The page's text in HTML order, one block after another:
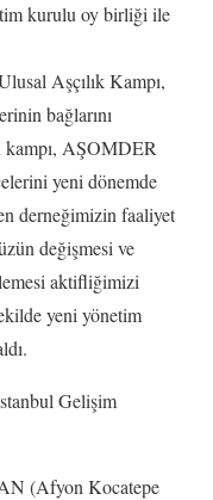
kurulu oy birliği ile
Aşçılık Kampı,
bağlarını
AŞOMDER
yeni dönemde
derneğimizin faaliyet
değişmesi ve
aktifliğimizi
yeni yönetim
Gelişim
(Afyon Kocatepe